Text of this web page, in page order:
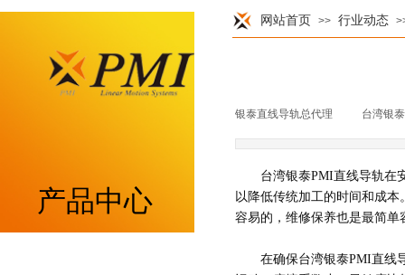
网站首页 >> 行业动态
银泰直线导轨总代理 台湾银
台湾银泰PMI直线导轨在
以降低传统加工的时间和成
容易的，维修保养也是最简单
在确保台湾银泰PMI直线
产品中心